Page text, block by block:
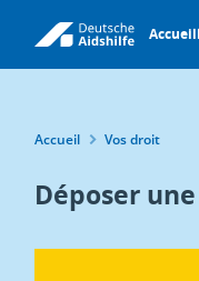
contenu
Fil
Accueil Vos droit
Déposer